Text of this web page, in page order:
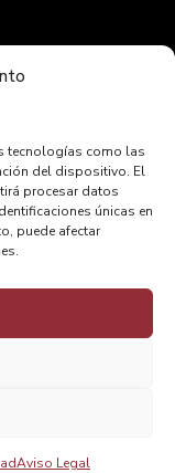
tecnologías como las
del dispositivo. El
procesar datos
únicas en
puede afectar
Aviso Legal